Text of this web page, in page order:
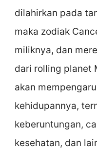
dilahirkan pada
maka zodiak
miliknya, dan
dari rolling planet
akan
kehidupannya,
keberuntungan,
kesehatan, dan